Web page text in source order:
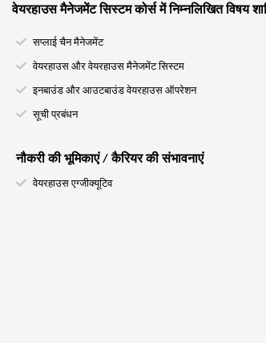
वेयरहाउस मैनेजमेंट सिस्टम कोर्स में निम्नलिखित विषय
सप्लाई चैन मैनेजमेंट
वेयरहाउस और वेयरहाउस मैनेजमेंट सिस्टम
इनबाउंड और आउटबाउंड वेयरहाउस ऑपरेशन
सूची प्रबंधन
नौकरी की भूमिकाएं / कैरियर की संभावनाएं
वेयरहाउस एग्जीक्यूटिव